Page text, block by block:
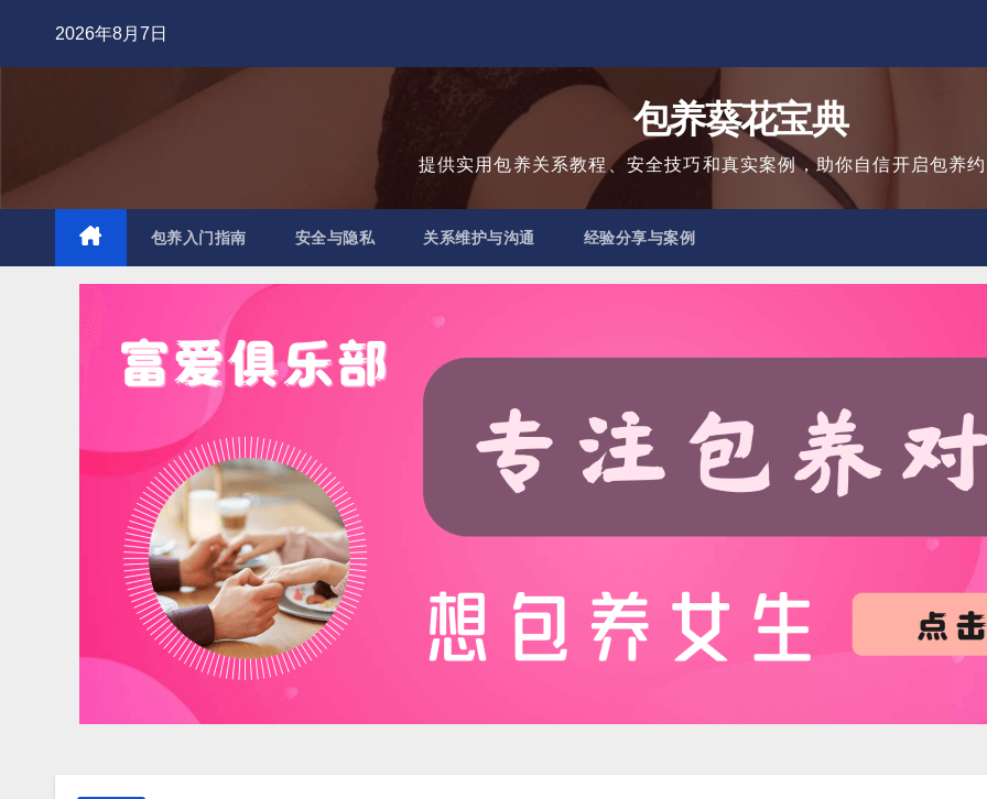
2026年8月7日
包养葵花宝典
提供实用包养关系教程、安全技巧和真实案例，助你自信开启包养
包养入门指南 安全与隐私 关系维护与沟通 经验分享与案例